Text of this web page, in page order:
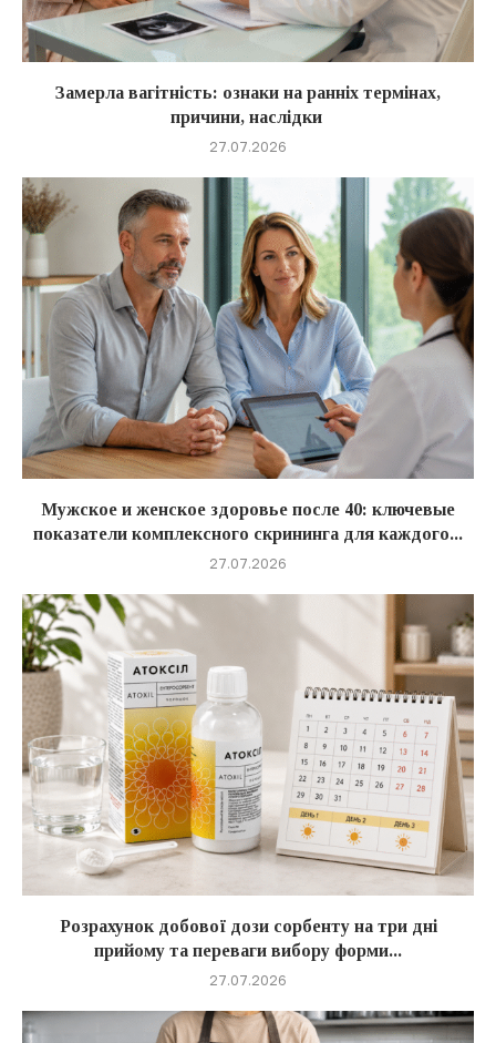
Замерла вагітність: ознаки на ранніх термінах,
причини, наслідки
27.07.2026
Мужское и женское здоровье после 40: ключевые
показатели комплексного скрининга для каждого...
27.07.2026
Розрахунок добової дози сорбенту на три дні
прийому та переваги вибору форми...
27.07.2026